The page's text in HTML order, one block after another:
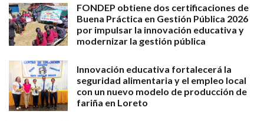
FONDEP obtiene dos certificaciones de
Buena Práctica en Gestión Pública 2026
por impulsar la innovación educativa y
modernizar la gestión pública
Innovación educativa fortalecerá la
seguridad alimentaria y el empleo local
con un nuevo modelo de producción de
fariña en Loreto